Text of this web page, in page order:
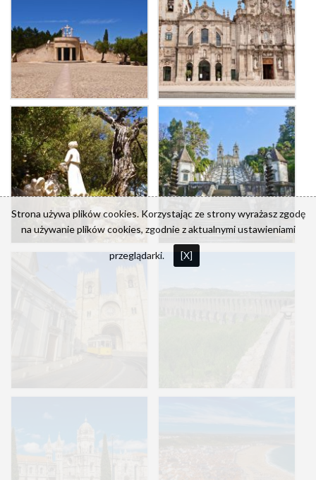
Strona używa plików cookies. Korzystając ze strony wyrażasz zgodę
na używanie plików cookies, zgodnie z aktualnymi ustawieniami
przeglądarki. [X]